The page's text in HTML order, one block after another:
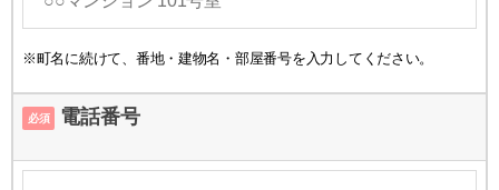
※町名に続けて、番地・建物名・部屋番号を入力してください。
必須 電話番号